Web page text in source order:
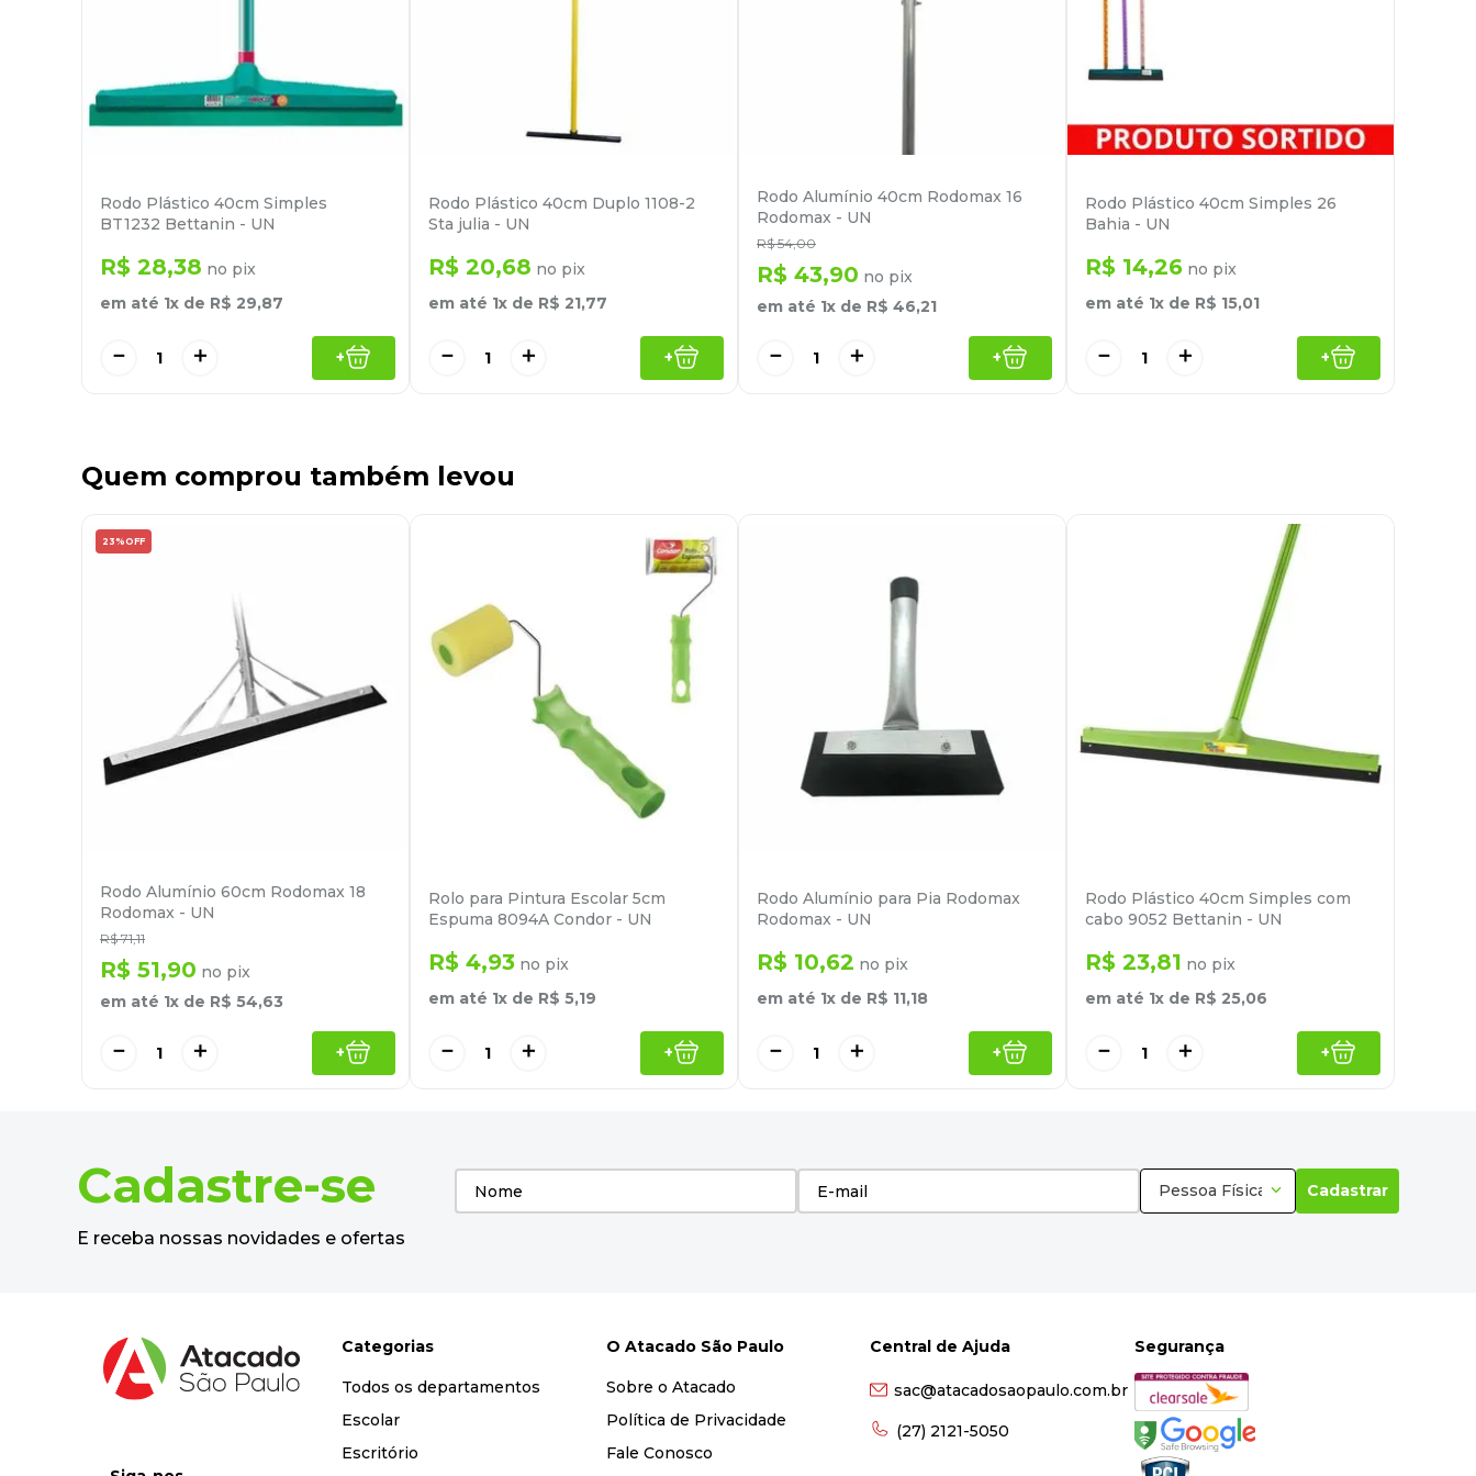
Rodo Plástico 40cm Simples
BT1232 Bettanin - UN
R$ 28,38 no pix
em até 1x de R$ 29,87
＋
－ +
Rodo Plástico 40cm Duplo 1108-2
Sta julia - UN
R$ 20,68 no pix
em até 1x de R$ 21,77
＋
－ +
Rodo Alumínio 40cm Rodomax 16
Rodomax - UN
R$ 54,00
R$ 43,90 no pix
em até 1x de R$ 46,21
＋
－ +
Rodo Plástico 40cm Simples 26
Bahia - UN
R$ 14,26 no pix
em até 1x de R$ 15,01
＋
－ +
Quem comprou também levou
23% OFF
Rodo Alumínio 60cm Rodomax 18
Rodomax - UN
R$ 71,11
R$ 51,90 no pix
em até 1x de R$ 54,63
＋
－ +
Rolo para Pintura Escolar 5cm
Espuma 8094A Condor - UN
R$ 4,93 no pix
em até 1x de R$ 5,19
＋
－ +
Rodo Alumínio para Pia Rodomax
Rodomax - UN
R$ 10,62 no pix
em até 1x de R$ 11,18
＋
－ +
Rodo Plástico 40cm Simples com
cabo 9052 Bettanin - UN
R$ 23,81 no pix
em até 1x de R$ 25,06
＋
－ +
Cadastre-se
E receba nossas novidades e ofertas
Pessoa Física Cadastrar
Categorias
Todos os departamentos
Escolar
Escritório
O Atacado São Paulo
Sobre o Atacado
Política de Privacidade
Fale Conosco
Central de Ajuda
sac@atacadosaopaulo.com.br
(27) 2121-5050
Segurança